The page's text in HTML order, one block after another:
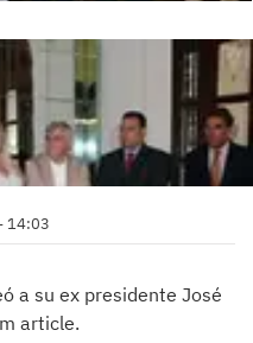
14:03
a su ex presidente José
article.